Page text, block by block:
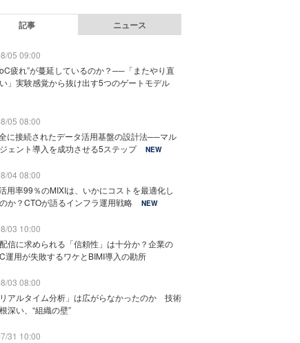
記事 ニュース
05 09:00
疲れ”が蔓延しているのか？──「またやり直
」実験感覚から抜け出す5つのゲートモデル
05 08:00
に接続されたデータ活用基盤の設計法──マル
ェント導入を成功させる5ステップ
NEW
04 08:00
用率99％のMIXIは、いかにコストを最適化し
か？CTOが語るインフラ運用戦略
NEW
03 10:00
信に求められる「信頼性」は十分か？企業の
運用が失敗するワケとBIMI導入の勘所
03 08:00
アルタイム分析」は広がらなかったのか 技術
深い、“組織の壁”
31 10:00